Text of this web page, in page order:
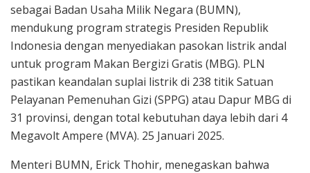
sebagai Badan Usaha Milik Negara (BUMN),
mendukung program strategis Presiden Republik
Indonesia dengan menyediakan pasokan listrik andal
untuk program Makan Bergizi Gratis (MBG). PLN
pastikan keandalan suplai listrik di 238 titik Satuan
Pelayanan Pemenuhan Gizi (SPPG) atau Dapur MBG di
31 provinsi, dengan total kebutuhan daya lebih dari 4
Megavolt Ampere (MVA). 25 Januari 2025.
Menteri BUMN, Erick Thohir, menegaskan bahwa